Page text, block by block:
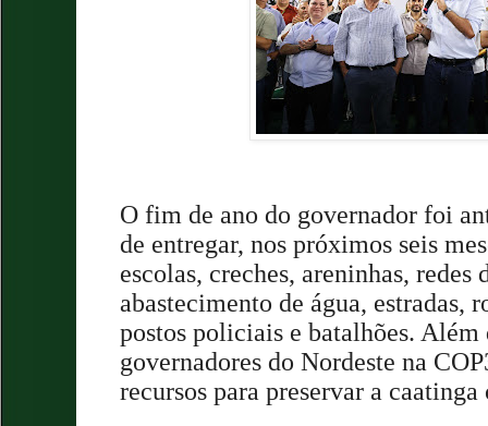
O fim de ano do governador foi
de entregar, nos próximos seis
escolas, creches, areninhas, redes
abastecimento de água, estradas,
postos policiais e batalhões.
governadores do Nordeste na
recursos para preservar a